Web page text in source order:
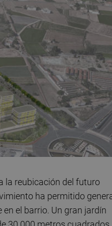
la reubicación del futuro
ha permitido
el barrio. Un gran jardín